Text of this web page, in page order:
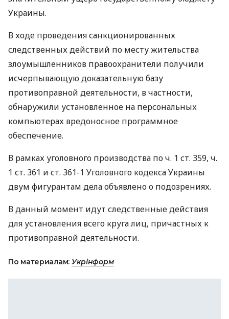
Украины.
В ходе проведения санкционированных
следственных действий по месту жительства
злоумышленников правоохранители получили
исчерпывающую доказательную базу
противоправной деятельности, в частности,
обнаружили установленное на персональных
компьютерах вредоносное программное
обеспечение.
В рамках уголовного производства по ч. 1 ст. 359, ч.
1 ст. 361 и ст. 361-1 Уголовного кодекса Украины
двум фигурантам дела объявлено о подозрениях.
В данный момент идут следственные действия
для установления всего круга лиц, причастных к
противоправной деятельности.
По материалам: Укрінформ